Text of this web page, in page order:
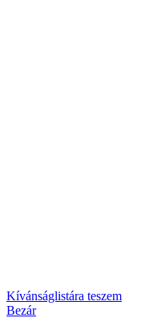
Kívánságlistára teszem
Bezár